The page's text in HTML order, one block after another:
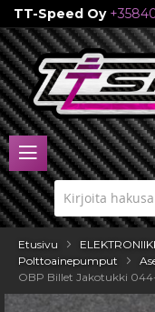
TT-Speed Oy
Skip
to
Content
Etusivu
Polttoainepumput
OBP Billet Jakotukki
Skip